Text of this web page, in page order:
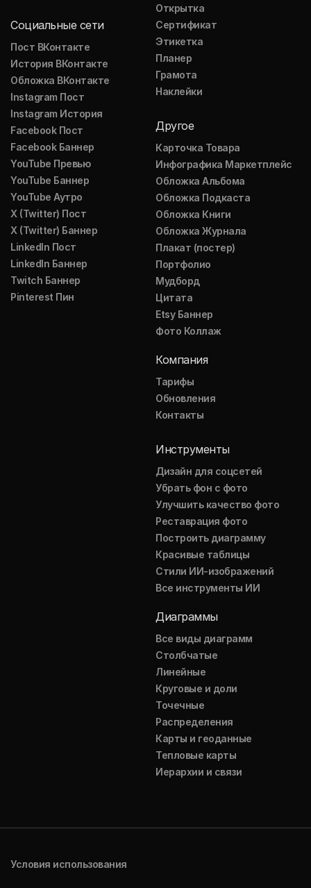
Социальные сети
Пост ВКонтакте
История ВКонтакте
Обложка ВКонтакте
Instagram Пост
Instagram История
Facebook Пост
Facebook Баннер
YouTube Превью
YouTube Баннер
YouTube Аутро
X (Twitter) Пост
X (Twitter) Баннер
LinkedIn Пост
LinkedIn Баннер
Twitch Баннер
Pinterest Пин
Открытка
Сертификат
Этикетка
Планер
Грамота
Наклейки
Другое
Карточка Товара
Инфографика Маркетплейс
Обложка Альбома
Обложка Подкаста
Обложка Книги
Обложка Журнала
Плакат (постер)
Портфолио
Мудборд
Цитата
Etsy Баннер
Фото Коллаж
Компания
Тарифы
Обновления
Контакты
Инструменты
Дизайн для соцсетей
Убрать фон с фото
Улучшить качество фото
Реставрация фото
Построить диаграмму
Красивые таблицы
Стили ИИ-изображений
Все инструменты ИИ
Диаграммы
Все виды диаграмм
Столбчатые
Линейные
Круговые и доли
Точечные
Распределения
Карты и геоданные
Тепловые карты
Иерархии и связи
Условия использования